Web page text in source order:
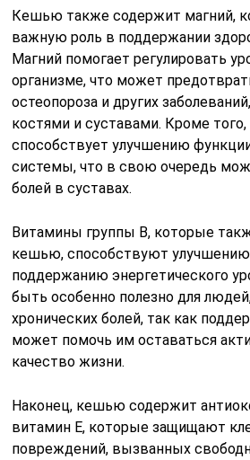
Кешью также содержит магний,
важную роль в поддержании
Магний помогает регулировать
организме, что может
остеопороза и других
костями и суставами. Кроме того,
способствует улучшению
системы, что в свою очередь
болей в суставах.
Витамины группы B, которые
кешью, способствуют
поддержанию энергетического
быть особенно полезно для
хронических болей, так как
может помочь им оставаться
качество жизни.
Наконец, кешью содержит
витамин E, которые защищают
повреждений, вызванных